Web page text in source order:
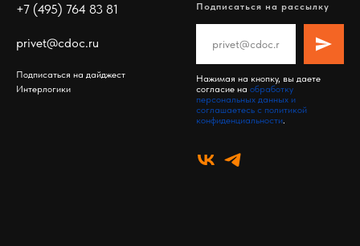
+7 (495) 764 83 81
privet@cdoc.ru
Подписаться на дайджест
Интерлогики
Подписаться на рассылку
Нажимая на кнопку, вы даете
согласие на обработку
персональных данных и
соглашаетесь c политикой
конфиденциальности.